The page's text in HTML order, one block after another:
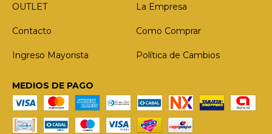
OUTLET La Empresa
Contacto Como Comprar
Ingreso Mayorista Política de Cambios
MEDIOS DE PAGO